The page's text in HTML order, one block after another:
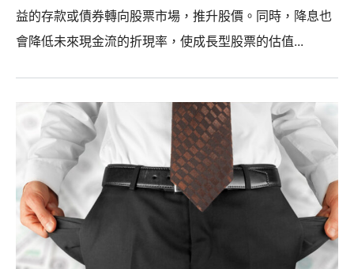
益的存款或債券轉向股票市場，推升股價。同時，降息也
會降低未來現金流的折現率，使成長型股票的估值...